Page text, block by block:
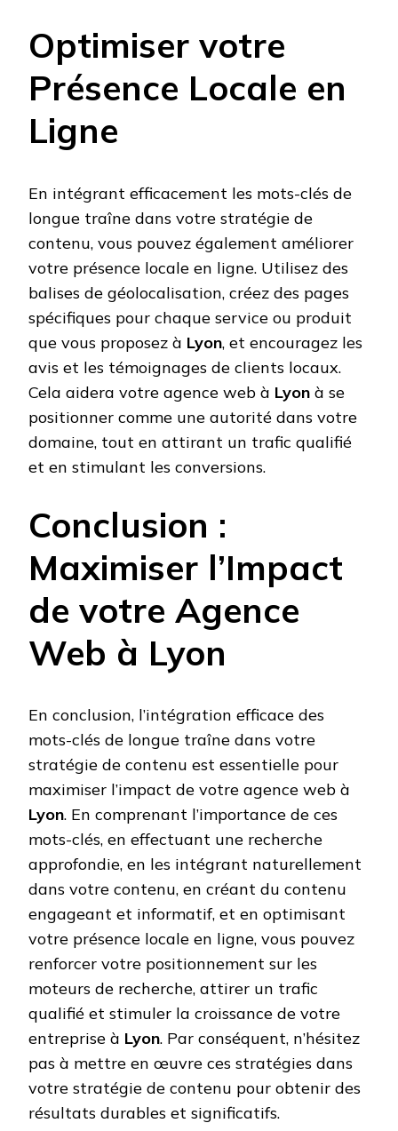
Optimiser votre
Présence Locale en
Ligne
En intégrant efficacement les mots-clés de
longue traîne dans votre stratégie de
contenu, vous pouvez également améliorer
votre présence locale en ligne. Utilisez des
balises de géolocalisation, créez des pages
spécifiques pour chaque service ou produit
que vous proposez à Lyon, et encouragez les
avis et les témoignages de clients locaux.
Cela aidera votre agence web à Lyon à se
positionner comme une autorité dans votre
domaine, tout en attirant un trafic qualifié
et en stimulant les conversions.
Conclusion :
Maximiser l’Impact
de votre Agence
Web à Lyon
En conclusion, l’intégration efficace des
mots-clés de longue traîne dans votre
stratégie de contenu est essentielle pour
maximiser l’impact de votre agence web à
Lyon. En comprenant l’importance de ces
mots-clés, en effectuant une recherche
approfondie, en les intégrant naturellement
dans votre contenu, en créant du contenu
engageant et informatif, et en optimisant
votre présence locale en ligne, vous pouvez
renforcer votre positionnement sur les
moteurs de recherche, attirer un trafic
qualifié et stimuler la croissance de votre
entreprise à Lyon. Par conséquent, n’hésitez
pas à mettre en œuvre ces stratégies dans
votre stratégie de contenu pour obtenir des
résultats durables et significatifs.